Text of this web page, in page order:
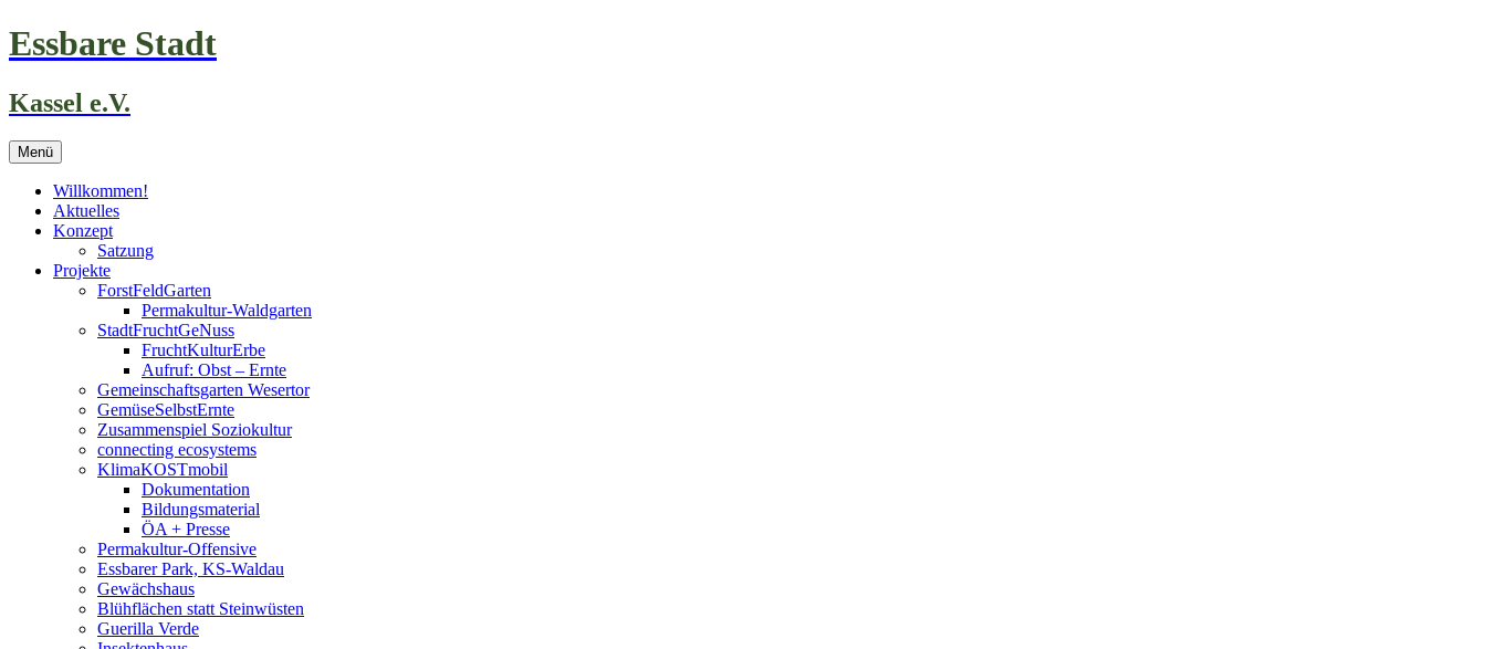
Zum
Inhalt
Essbare Stadt
Kassel e.V.
Menü
Willkommen!
Aktuelles
Konzept
Satzung
Projekte
ForstFeldGarten
Permakultur-Waldgarten
StadtFruchtGeNuss
FruchtKulturErbe
Aufruf: Obst – Ernte
Gemeinschaftsgarten Wesertor
GemüseSelbstErnte
Zusammenspiel Soziokultur
connecting ecosystems
KlimaKOSTmobil
Dokumentation
Bildungsmaterial
ÖA + Presse
Permakultur-Offensive
Essbarer Park, KS-Waldau
Gewächshaus
Blühflächen statt Steinwüsten
Guerilla Verde